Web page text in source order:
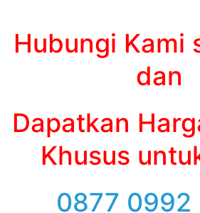
Hubungi Kami
dan
Dapatkan
Khusus
0877 0992